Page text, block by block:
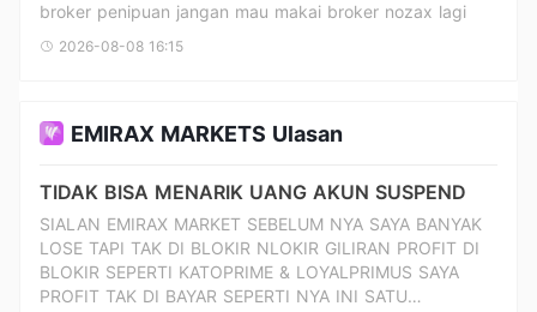
broker penipuan jangan mau makai broker nozax lagi
2026-08-08 16:15
EMIRAX MARKETS Ulasan
TIDAK BISA MENARIK UANG AKUN SUSPEND
SIALAN EMIRAX MARKET SEBELUM NYA SAYA BANYAK
LOSE TAPI TAK DI BLOKIR NLOKIR GILIRAN PROFIT DI
BLOKIR SEPERTI KATOPRIME & LOYALPRIMUS SAYA
PROFIT TAK DI BAYAR SEPERTI NYA INI SATU